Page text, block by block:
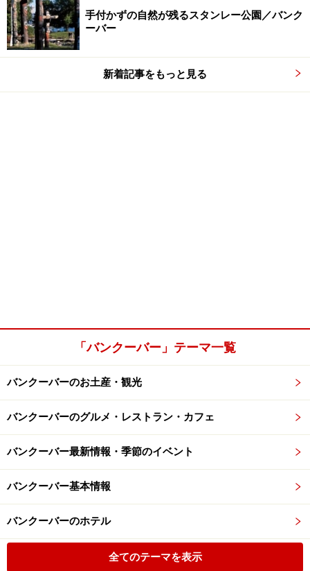
手付かずの自然が残るスタンレー公園／バンク
ーバー
新着記事をもっと見る
「バンクーバー」テーマ一覧
バンクーバーのお土産・観光
バンクーバーのグルメ・レストラン・カフェ
バンクーバー最新情報・季節のイベント
バンクーバー基本情報
バンクーバーのホテル
全てのテーマを表示